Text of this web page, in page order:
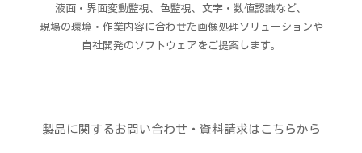
液面・界面変動監視、色監視、文字・数値認識など、
現場の環境・作業内容に合わせた画像処理ソリューションや
自社開発のソフトウェアをご提案します。
製品に関するお問い合わせ・資料請求はこちらから